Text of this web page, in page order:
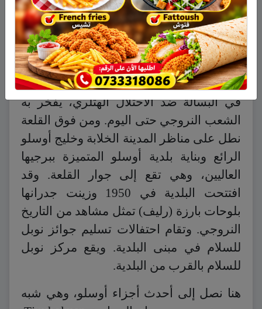
صغيرة لا تثير الكثير من الانتباه. بعد مسافة
قليلة نصل قلعة وقصر آكر التي تعود إلى
1299 ميلادية. وتقع في منطقة القلعة متاحف
عدة، بينها متحف المقاومة النروجية ضد
الاحتلال الألماني النازي. وقدم النروجيون مثلاً
في البسالة ضد الاحتلال الهتلري، يفخر به
الشعب النروجي حتى اليوم. ومن فوق القلعة
نطل على مناظر المدينة الخلابة وخليج أوسلو
الرائع وبناية بلدية أوسلو المتميزة ببرجيها
العاليين، وهي تقع إلى جوار القلعة. وقد
افتتحت البلدية في 1950 وزينت جدرانها
بلوحات بارزة (رليف) تمثل مشاهد من التاريخ
النروجي. وتقام احتفالات تسليم جوائز نوبل
للسلام في مبنى البلدية. ويقع مركز نوبل
للسلام بالقرب من البلدية.
هنا نصل إلى أحدث أجزاء أوسلو، وهي شبه